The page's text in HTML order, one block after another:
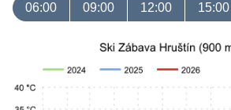
06:00 09:00 12:00 15:00